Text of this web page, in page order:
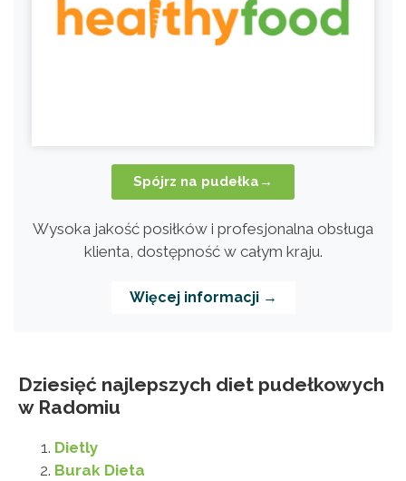
Spójrz na pudełka→
Wysoka jakość posiłków i profesjonalna obsługa
klienta, dostępność w całym kraju.
Więcej informacji →
Dziesięć najlepszych diet pudełkowych
w Radomiu
Dietly
Burak Dieta